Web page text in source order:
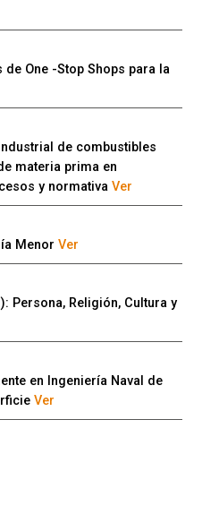
One -Stop Shops para la
de combustibles
materia prima en
y normativaVer
MenorVer
Persona, Religión, Cultura y
en Ingeniería Naval de
Ver